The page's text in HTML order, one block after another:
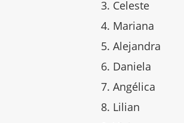
Celeste
Mariana
Alejandra
Daniela
Angélica
Lilian